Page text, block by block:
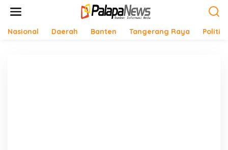
Nasional Daerah Banten Tangerang Raya Politik